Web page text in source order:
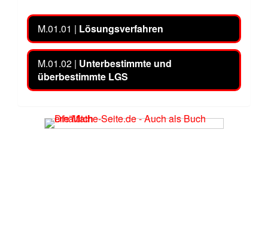
M.01.01 | Lösungsverfahren
M.01.02 | Unterbestimmte und
überbestimmte LGS